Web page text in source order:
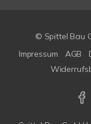
© Spittel Bau
Impressum
AGB